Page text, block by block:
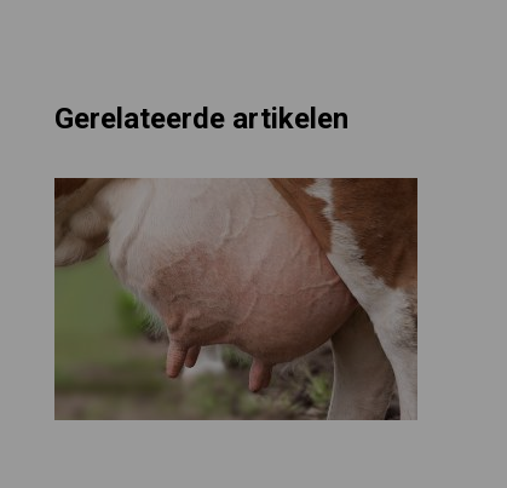
Gerelateerde artikelen